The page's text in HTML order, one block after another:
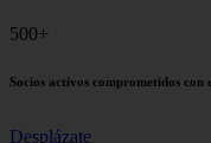
500+
Socios activos comprometidos
Desplázate